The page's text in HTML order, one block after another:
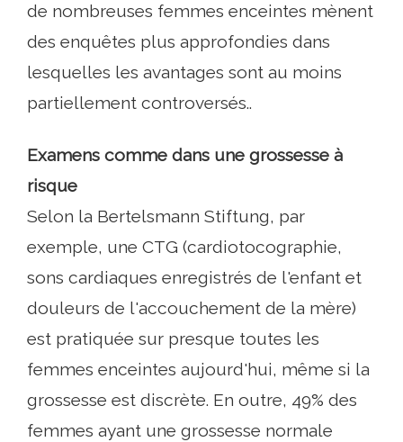
de nombreuses femmes enceintes mènent
des enquêtes plus approfondies dans
lesquelles les avantages sont au moins
partiellement controversés..
Examens comme dans une grossesse à
risque
Selon la Bertelsmann Stiftung, par
exemple, une CTG (cardiotocographie,
sons cardiaques enregistrés de l'enfant et
douleurs de l'accouchement de la mère)
est pratiquée sur presque toutes les
femmes enceintes aujourd'hui, même si la
grossesse est discrète. En outre, 49% des
femmes ayant une grossesse normale